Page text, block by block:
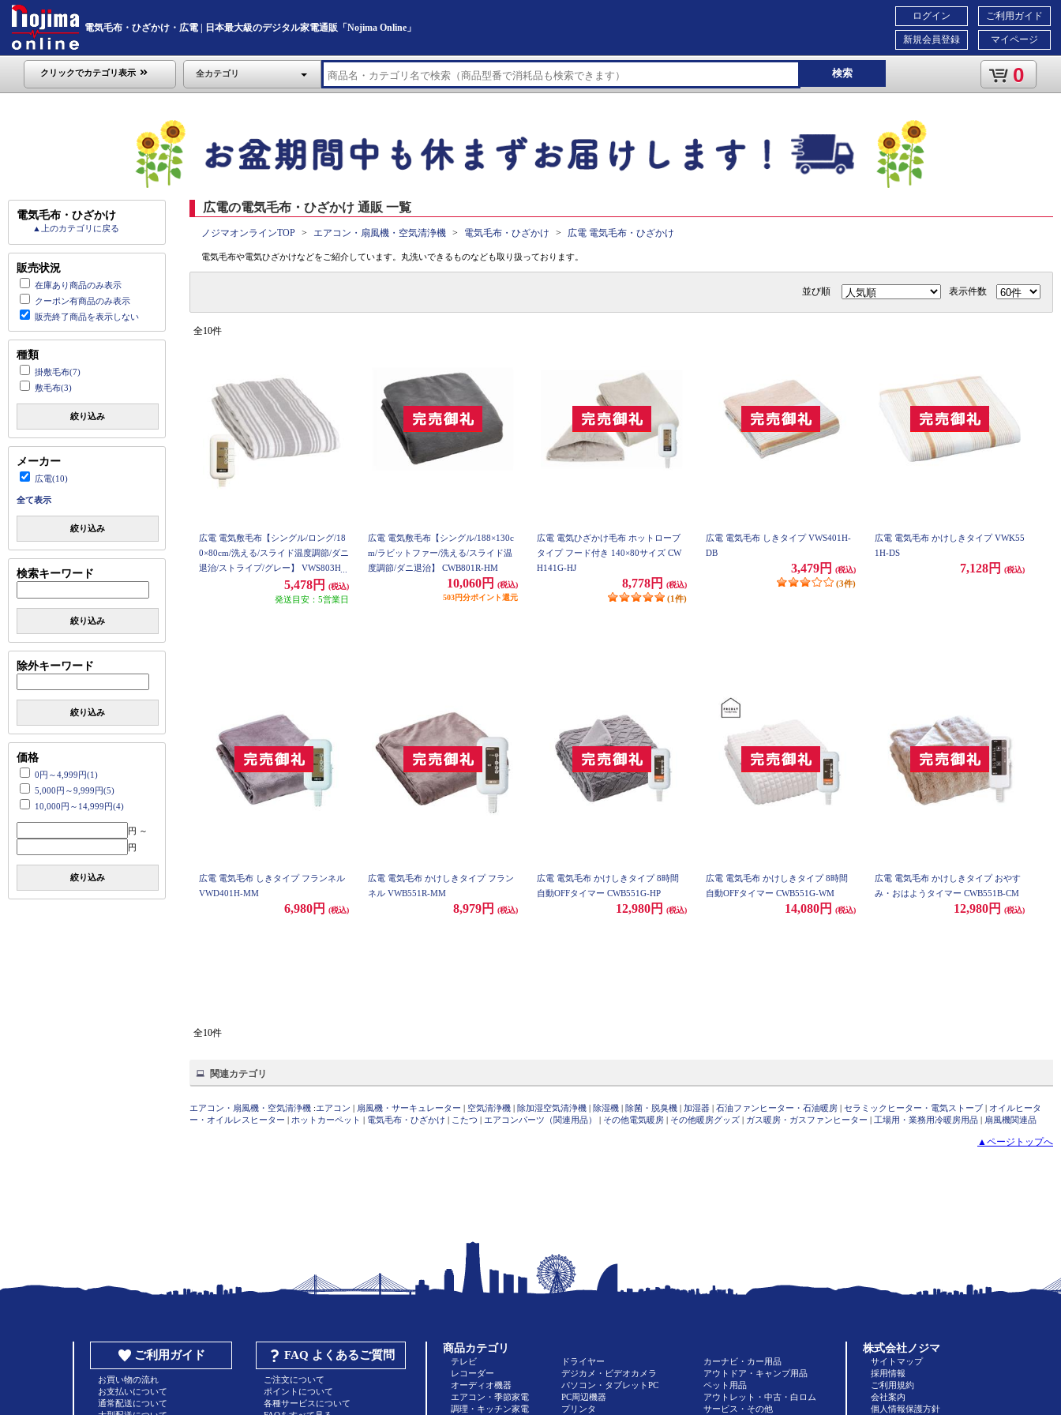
電気毛布・ひざかけ・広電 | 日本最大級のデジタル家電通販「Nojima Online」
ご利用ガイド
マイページ
ログイン
新規会員登録
クリックでカテゴリ表示 全カテゴリ 検索 0
電気毛布・ひざかけ
▲上のカテゴリに戻る
販売状況
在庫あり商品のみ表示
クーポン有商品のみ表示
販売終了商品を表示しない
種類
掛敷毛布(7)
敷毛布(3)
絞り込み
メーカー
広電(10)
全て表示
絞り込み
検索キーワード
絞り込み
除外キーワード
絞り込み
価格
0円～4,999円(1)
5,000円～9,999円(5)
10,000円～14,999円(4)
円 ～
円
絞り込み
広電の電気毛布・ひざかけ 通販 一覧
ノジマオンラインTOP エアコン・扇風機・空気清浄機 電気毛布・ひざかけ 広電 電気毛布・ひざかけ
電気毛布や電気ひざかけなどをご紹介しています。丸洗いできるものなども取り扱っております。
並び順 表示件数
全10件
広電 電気敷毛布【シングル/ロング/18
0×80cm/洗える/スライド温度調節/ダニ
退治/ストライプ/グレー】 VWS803H-
5,478円 (税込)
発送目安：5営業日
広電 電気敷毛布【シングル/188×130c
m/ラビットファー/洗える/スライド温
度調節/ダニ退治】 CWB801R-HM
10,060円
(税込)
503円分ポイント還元
広電 電気ひざかけ毛布 ホットローブ
タイプ フード付き 140×80サイズ CW
H141G-HJ
8,778円 (税込)
(1件)
広電 電気毛布 しきタイプ VWS401H-
DB
3,479円 (税込)
(3件)
広電 電気毛布 かけしきタイプ VWK55
1H-DS
7,128円 (税込)
広電 電気毛布 しきタイプ フランネル
VWD401H-MM
6,980円 (税込)
広電 電気毛布 かけしきタイプ フラン
ネル VWB551R-MM
8,979円 (税込)
広電 電気毛布 かけしきタイプ 8時間
自動OFFタイマー CWB551G-HP
12,980円 (税込)
広電 電気毛布 かけしきタイプ 8時間
自動OFFタイマー CWB551G-WM
14,080円 (税込)
広電 電気毛布 かけしきタイプ おやす
み・おはようタイマー CWB551B-CM
12,980円 (税込)
全10件
関連カテゴリ
エアコン・扇風機・空気清浄機 :エアコン | 扇風機・サーキュレーター | 空気清浄機 | 除加湿空気清浄機 | 除湿機 | 除菌・脱臭機 | 加湿器 | 石油ファンヒーター・石油暖房 | セラミックヒーター・電気ストーブ | オイルヒータ
ー・オイルレスヒーター | ホットカーペット | 電気毛布・ひざかけ | こたつ | エアコンパーツ（関連用品） | その他電気暖房 | その他暖房グッズ | ガス暖房・ガスファンヒーター | 工場用・業務用冷暖房用品 | 扇風機関連品
▲ページトップへ
ご利用ガイド
お買い物の流れ
お支払いについて
通常配送について
FAQ よくあるご質問
ご注文について
ポイントについて
各種サービスについて
商品カテゴリ
テレビ
レコーダー
オーディオ機器
エアコン・季節家電
調理・キッチン家電
ドライヤー
デジカメ・ビデオカメラ
パソコン・タブレットPC
PC周辺機器
プリンタ
カーナビ・カー用品
アウトドア・キャンプ用品
ペット用品
アウトレット・中古・白ロム
サービス・その他
株式会社ノジマ
サイトマップ
採用情報
ご利用規約
会社案内
個人情報保護方針